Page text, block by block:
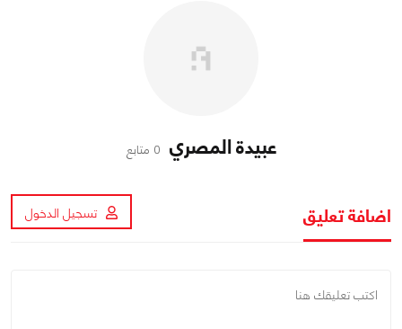
عبيدة المصري 0 متابع
اضافة تعليق تسجيل الدخول